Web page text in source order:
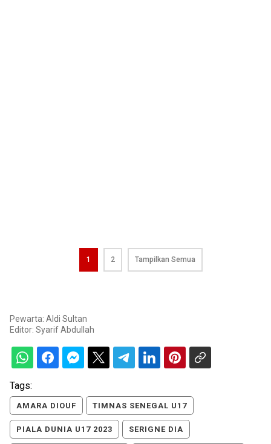
1 2 Tampilkan Semua
Pewarta: Aldi Sultan
Editor: Syarif Abdullah
Tags:
AMARA DIOUF TIMNAS SENEGAL U17
PIALA DUNIA U17 2023 SERIGNE DIA